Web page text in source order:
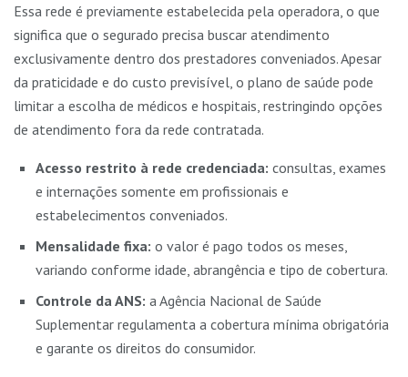
Essa rede é previamente estabelecida pela operadora, o que
significa que o segurado precisa buscar atendimento
exclusivamente dentro dos prestadores conveniados. Apesar
da praticidade e do custo previsível, o plano de saúde pode
limitar a escolha de médicos e hospitais, restringindo opções
de atendimento fora da rede contratada.
Acesso restrito à rede credenciada: consultas, exames
e internações somente em profissionais e
estabelecimentos conveniados.
Mensalidade fixa: o valor é pago todos os meses,
variando conforme idade, abrangência e tipo de cobertura.
Controle da ANS: a Agência Nacional de Saúde
Suplementar regulamenta a cobertura mínima obrigatória
e garante os direitos do consumidor.